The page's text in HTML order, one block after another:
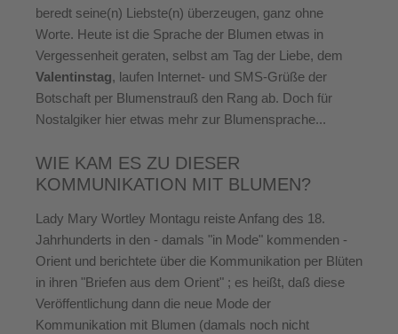
beredt seine(n) Liebste(n) überzeugen, ganz ohne
Worte. Heute ist die Sprache der Blumen etwas in
Vergessenheit geraten, selbst am Tag der Liebe, dem
Valentinstag, laufen Internet- und SMS-Grüße der
Botschaft per Blumenstrauß den Rang ab. Doch für
Nostalgiker hier etwas mehr zur Blumensprache...
WIE KAM ES ZU DIESER
KOMMUNIKATION MIT BLUMEN?
Lady Mary Wortley Montagu reiste Anfang des 18.
Jahrhunderts in den - damals "in Mode" kommenden -
Orient und berichtete über die Kommunikation per Blüten
in ihren "Briefen aus dem Orient" ; es heißt, daß diese
Veröffentlichung dann die neue Mode der
Kommunikation mit Blumen (damals noch nicht